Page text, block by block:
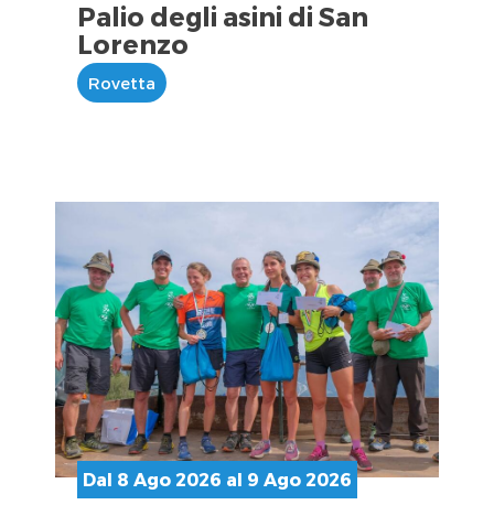
Palio degli asini di San
Lorenzo
Rovetta
Dal 8 Ago 2026 al 9 Ago 2026